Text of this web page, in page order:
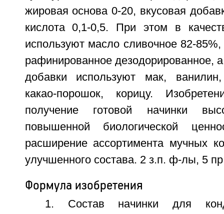
жировая основа 0-20, вкусовая
кислота 0,1-0,5. При этом в
используют масло сливочное 82-
рафинированное дезодорированное, а
добавки используют мак,
какао-порошок, корицу.
получение готовой начинки
повышенной биологической
расширение ассортимента мучных
улучшенного состава. 2 з.п. ф-лы, 5
Формула изобретения
1. Состав начинки для